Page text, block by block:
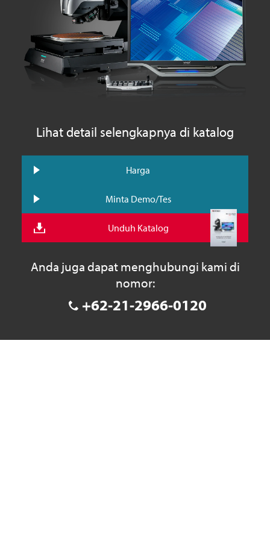
Lihat detail selengkapnya di katalog
Harga
Minta Demo/Tes
Unduh Katalog
Anda juga dapat menghubungi kami di
nomor:
+62-21-2966-0120